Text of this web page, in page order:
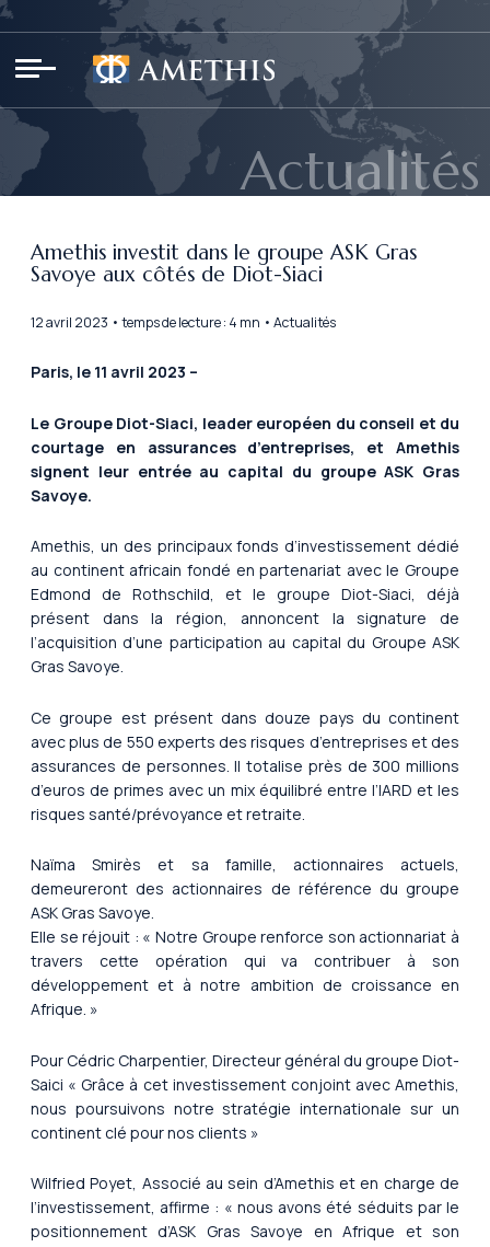
Actualités
Amethis investit dans le groupe ASK Gras
Savoye aux côtés de Diot-Siaci
12 avril 2023 • temps de lecture : 4 mn • Actualités
Paris, le 11 avril 2023 –
Le Groupe Diot-Siaci, leader européen du conseil et du
courtage en assurances d’entreprises, et Amethis
signent leur entrée au capital du groupe ASK Gras
Savoye.
Amethis, un des principaux fonds d’investissement dédié
au continent africain fondé en partenariat avec le Groupe
Edmond de Rothschild, et le groupe Diot-Siaci, déjà
présent dans la région, annoncent la signature de
l’acquisition d’une participation au capital du Groupe ASK
Gras Savoye.
Ce groupe est présent dans douze pays du continent
avec plus de 550 experts des risques d’entreprises et des
assurances de personnes. Il totalise près de 300 millions
d’euros de primes avec un mix équilibré entre l’IARD et les
risques santé/prévoyance et retraite.
Naïma Smirès et sa famille, actionnaires actuels,
demeureront des actionnaires de référence du groupe
ASK Gras Savoye.
Elle se réjouit : « Notre Groupe renforce son actionnariat à
travers cette opération qui va contribuer à son
développement et à notre ambition de croissance en
Afrique. »
Pour Cédric Charpentier, Directeur général du groupe Diot-
Saici « Grâce à cet investissement conjoint avec Amethis,
nous poursuivons notre stratégie internationale sur un
continent clé pour nos clients »
Wilfried Poyet, Associé au sein d’Amethis et en charge de
l’investissement, affirme : « nous avons été séduits par le
positionnement d’ASK Gras Savoye en Afrique et son
Panneau de gestion des cookies